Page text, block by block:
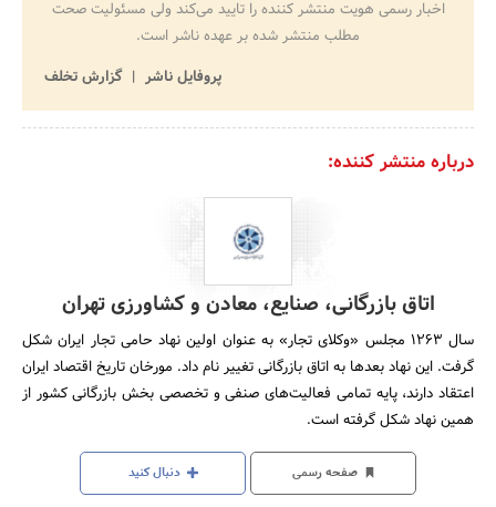
اخبار رسمی هویت منتشر کننده را تایید می‌کند ولی مسئولیت صحت
مطلب منتشر شده بر عهده ناشر است.
پروفایل ناشر
گزارش تخلف
درباره منتشر کننده:
اتاق بازرگانی، صنایع، معادن و کشاورزی تهران
سال 1263 مجلس «وکلای تجار» به عنوان اولین نهاد حامی تجار ایران شکل
گرفت. این نهاد بعدها به اتاق بازرگانی تغییر نام داد. مورخان تاریخ اقتصاد ایران
اعتقاد دارند، پایه تمامی فعالیت‌های صنفی و تخصصی بخش بازرگانی کشور از
همین نهاد شکل گرفته است.
صفحه رسمی دنبال کنید